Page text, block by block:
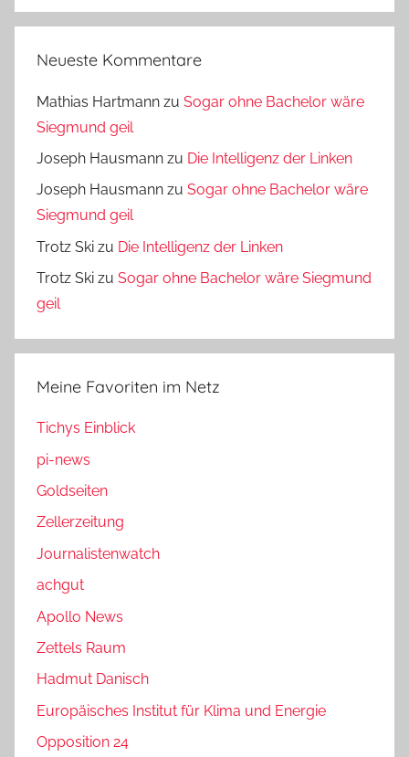
Neueste Kommentare
Mathias Hartmann zu Sogar ohne Bachelor wäre
Siegmund geil
Joseph Hausmann zu Die Intelligenz der Linken
Joseph Hausmann zu Sogar ohne Bachelor wäre
Siegmund geil
Trotz Ski zu Die Intelligenz der Linken
Trotz Ski zu Sogar ohne Bachelor wäre Siegmund
geil
Meine Favoriten im Netz
Tichys Einblick
pi-news
Goldseiten
Zellerzeitung
Journalistenwatch
achgut
Apollo News
Zettels Raum
Hadmut Danisch
Europäisches Institut für Klima und Energie
Opposition 24